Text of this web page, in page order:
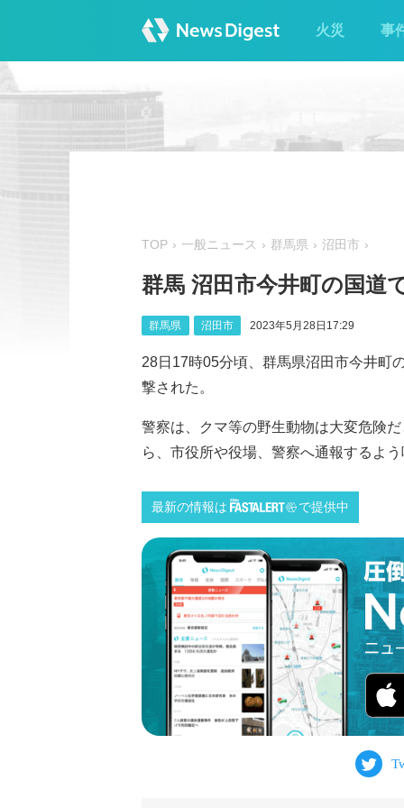
火災 事
TOP 一般ニュース 群馬県 沼田市
群馬 沼田市今井町の国道
群馬県 沼田市 2023年5月28日17:29
28日17時05分頃、群馬県沼田市今井町
撃された。
警察は、クマ等の野生動物は大変危険
ら、市役所や役場、警察へ通報するよ
最新の情報は で提供中